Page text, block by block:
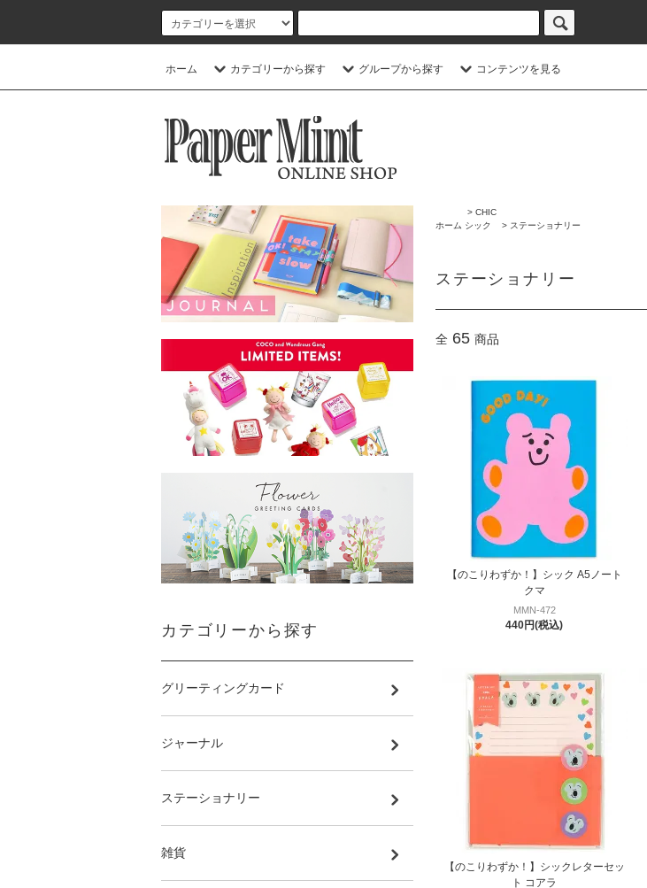
ホーム カテゴリーから探す グループから探す コンテンツを見る
ホーム
> CHIC
シック
> ステーショナリー
ステーショナリー
全 65 商品
【のこりわずか！】シック A5ノート
クマ
MMN-472
440円(税込)
【のこりわずか！】シックレターセッ
ト コアラ
カテゴリーから探す
グリーティングカード
ジャーナル
ステーショナリー
雑貨